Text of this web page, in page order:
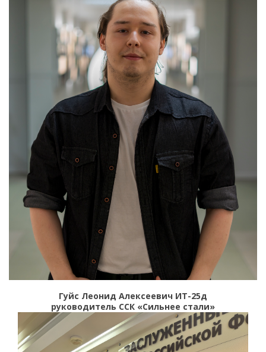
Гуйс Леонид Алексеевич ИТ-25д
руководитель ССК «Сильнее стали»